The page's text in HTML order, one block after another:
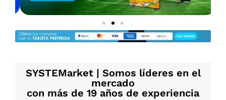
SYSTEMarket | Somos líderes en el
mercado
con más de 19 años de experiencia